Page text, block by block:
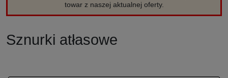
towar z naszej aktualnej oferty.
Sznurki atłasowe